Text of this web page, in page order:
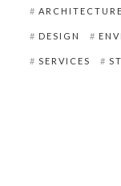
ARCHITECTURE
DESIGN
SERVICES